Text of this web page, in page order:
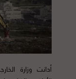
أدانت وزارة